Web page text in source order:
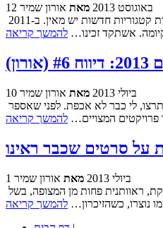
12 באוגוסט 2013 מאת אורון שמיר
אשתקד זכינו… להמשך קריאה
10 ביולי 2013 מאת אורון שמיר
פרויקטים המצויים… להמשך קריאה
1 ביולי 2013 מאת אורון שמיר
נוצרו, כשהזיכרון… להמשך קריאה